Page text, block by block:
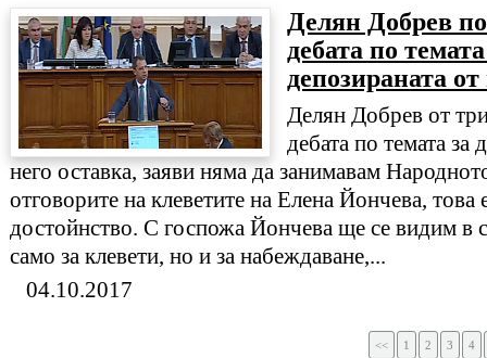
Делян Добрев
дебата по
депозираната
Делян Добрев от
дебата по темата за
него оставка, заяви няма да занимавам
отговорите на клеветите на Елена Йончева, това
достойнство. С госпожа Йончева ще се видим в
само за клевети, но и за набеждаване,...
04.10.2017
<< 1 2 3 4